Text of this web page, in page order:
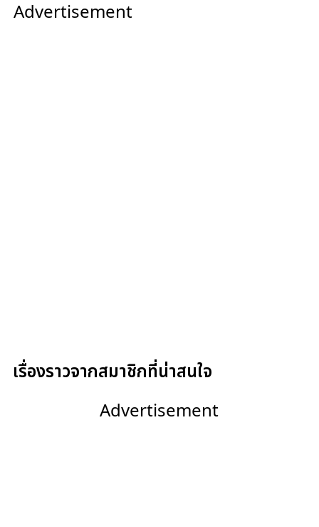
Advertisement
เรื่องราวจากสมาชิกที่น่าสนใจ
Advertisement